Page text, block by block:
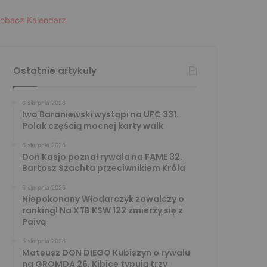
Kalendarz
Ostatnie artykuły
6 sierpnia 2026
Iwo Baraniewski wystąpi na UFC 331.
Polak częścią mocnej karty walk
6 sierpnia 2026
Don Kasjo poznał rywala na FAME 32.
Bartosz Szachta przeciwnikiem Króla
6 sierpnia 2026
Niepokonany Włodarczyk zawalczy o
ranking! Na XTB KSW 122 zmierzy się z
Paivą
5 sierpnia 2026
Mateusz DON DIEGO Kubiszyn o rywalu
na GROMDA 26. Kibice typują trzy